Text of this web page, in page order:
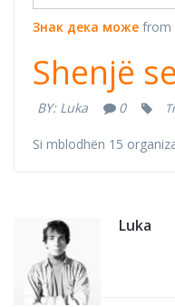
Знак дека може from
Shenjë
BY: Luka 0
Si mblodhën 15
Luka